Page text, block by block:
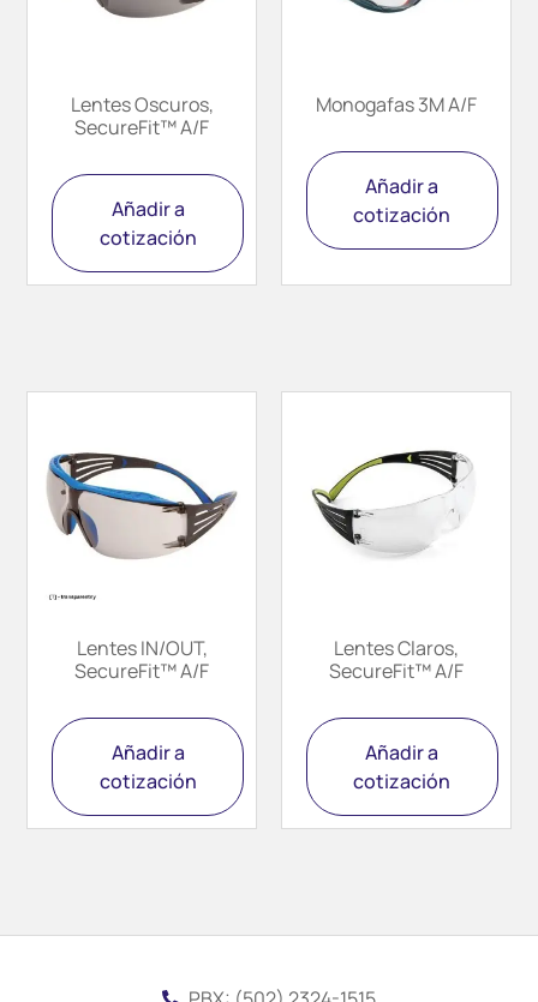
Lentes Oscuros,
SecureFit™ A/F
Añadir a
cotización
Monogafas 3M A/F
Añadir a
cotización
Lentes IN/OUT,
SecureFit™ A/F
Añadir a
cotización
Lentes Claros,
SecureFit™ A/F
Añadir a
cotización